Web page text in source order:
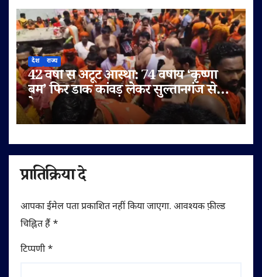
देश राज्य
42 वर्षों से अटूट आस्था: 74 वर्षीय ‘कृष्णा
बम’ फिर डाक कांवड़ लेकर सुल्तानगंज से
देवघर रवाना
प्रातिक्रिया दे
आपका ईमेल पता प्रकाशित नहीं किया जाएगा. आवश्यक फ़ील्ड
चिह्नित हैं *
टिप्पणी*